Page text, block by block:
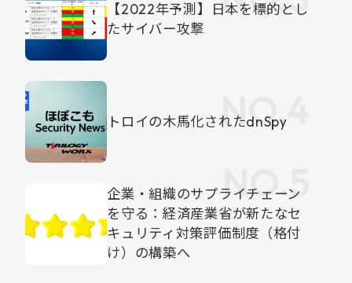
【2022年予測】日本を標的とし
たサイバー攻撃
トロイの木馬化されたdnSpy
企業・組織のサプライチェーン
を守る：経済産業省が新たなセ
キュリティ対策評価制度（格付
け）の構築へ